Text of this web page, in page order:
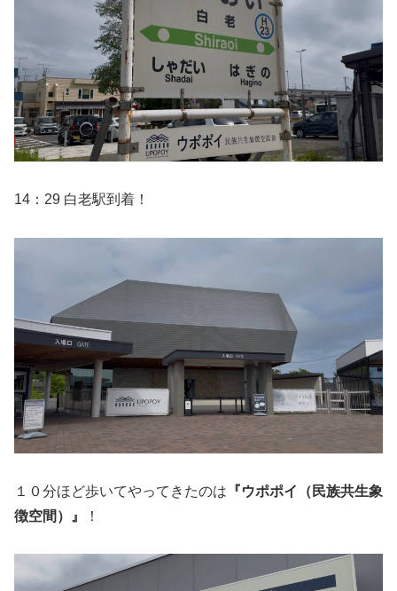
14：29 白老駅到着！
１０分ほど歩いてやってきたのは 『ウポポイ（民族共生象
徴空間）』
！